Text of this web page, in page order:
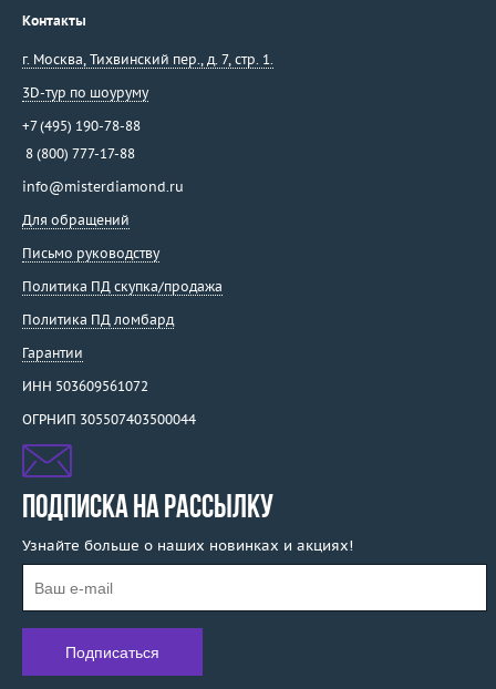
Контакты
г. Москва, Тихвинский пер., д. 7, стр. 1.
3D-тур по шоуруму
+7 (495) 190-78-88
8 (800) 777-17-88
info@misterdiamond.ru
Для обращений
Письмо руководству
Политика ПД скупка/продажа
Политика ПД ломбард
Гарантии
ИНН 503609561072
ОГРНИП 305507403500044
ПОДПИСКА НА РАССЫЛКУ
Узнайте больше о наших новинках и акциях!